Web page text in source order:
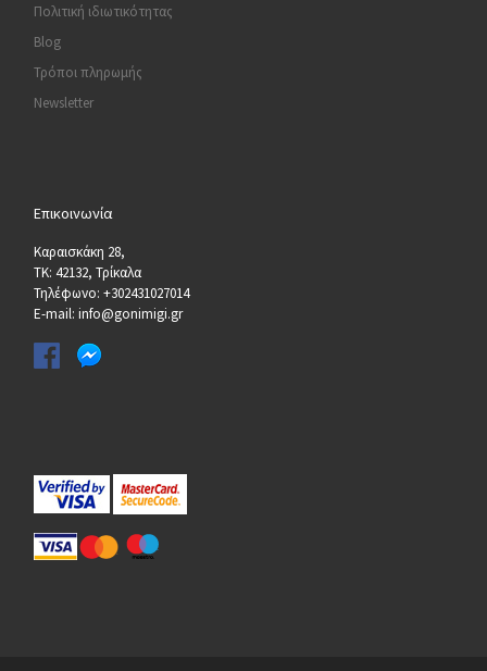
Πολιτική ιδιωτικότητας
Blog
Τρόποι πληρωμής
Newsletter
Επικοινωνία
Καραισκάκη 28,
ΤΚ: 42132, Τρίκαλα
Τηλέφωνο: +302431027014
E-mail: info@gonimigi.gr